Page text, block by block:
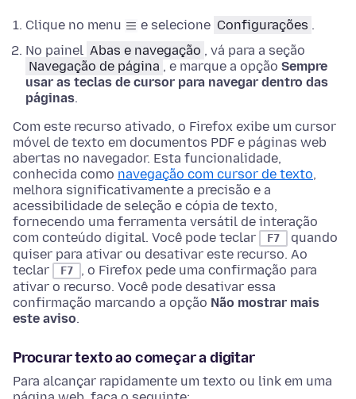
Clique no menu e selecione Configurações .
No painel Abas e navegação , vá para a seção
Navegação de página , e marque a opção Sempre
usar as teclas de cursor para navegar dentro das
páginas.
Com este recurso ativado, o Firefox exibe um cursor
móvel de texto em documentos PDF e páginas web
abertas no navegador. Esta funcionalidade,
conhecida como navegação com cursor de texto,
melhora significativamente a precisão e a
acessibilidade de seleção e cópia de texto,
fornecendo uma ferramenta versátil de interação
com conteúdo digital. Você pode teclar F7
quando
quiser para ativar ou desativar este recurso. Ao
teclar
F7
, o Firefox pede uma confirmação para
ativar o recurso. Você pode desativar essa
confirmação marcando a opção Não mostrar mais
este aviso.
Procurar texto ao começar a digitar
Para alcançar rapidamente um texto ou link em uma